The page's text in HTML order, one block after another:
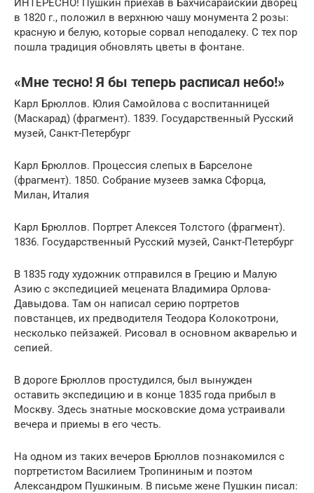
ИНТЕРЕСНО! Пушкин приехав в Бахчисарайский дворец
в 1820 г., положил в верхнюю чашу монумента 2 розы:
красную и белую, которые сорвал неподалеку. С тех пор
пошла традиция обновлять цветы в фонтане.
«Мне тесно! Я бы теперь расписал небо!»
Карл Брюллов. Юлия Самойлова с воспитанницей
(Маскарад) (фрагмент). 1839. Государственный Русский
музей, Санкт-Петербург
Карл Брюллов. Процессия слепых в Барселоне
(фрагмент). 1850. Собрание музеев замка Сфорца,
Милан, Италия
Карл Брюллов. Портрет Алексея Толстого (фрагмент).
1836. Государственный Русский музей, Санкт-Петербург
В 1835 году художник отправился в Грецию и Малую
Азию с экспедицией мецената Владимира Орлова-
Давыдова. Там он написал серию портретов
повстанцев, их предводителя Теодора Колокотрони,
несколько пейзажей. Рисовал в основном акварелью и
сепией.
В дороге Брюллов простудился, был вынужден
оставить экспедицию и в конце 1835 года прибыл в
Москву. Здесь знатные московские дома устраивали
вечера и приемы в его честь.
На одном из таких вечеров Брюллов познакомился с
портретистом Василием Тропининым и поэтом
Александром Пушкиным. В письме жене Пушкин писал: